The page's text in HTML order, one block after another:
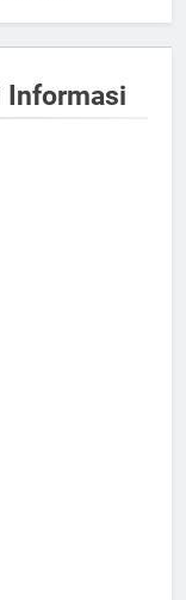
Informasi